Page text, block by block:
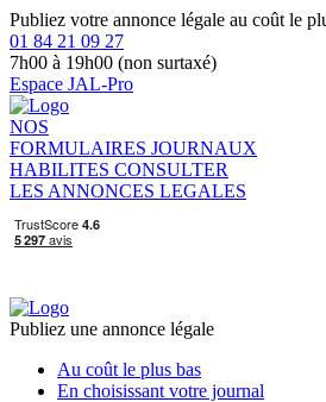
Publiez votre annonce légale au coût le
01 84 21 09 27
7h00 à 19h00 (non surtaxé)
Espace JAL-Pro
NOS
FORMULAIRES JOURNAUX
HABILITES CONSULTER
LES ANNONCES LEGALES
Publiez une annonce légale
Au coût le plus bas
En choisissant votre journal